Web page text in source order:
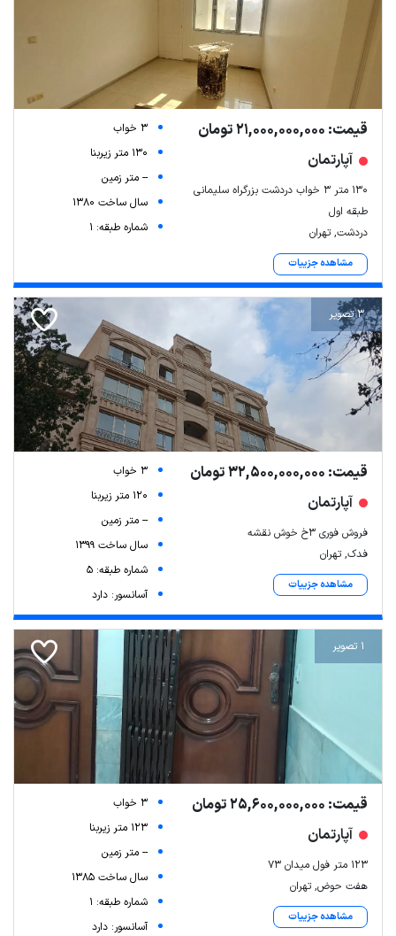
قیمت: 21,000,000,000 تومان
آپارتمان
۱۳۰ متر ۳ خواب دردشت بزرگراه سلیمانی
طبقه اول
دردشت, تهران
مشاهده جزییات
3 خواب
130 متر زیربنا
-- متر زمین
سال ساخت 1380
شماره طبقه: 1
3 تصویر
قیمت: 32,500,000,000 تومان
آپارتمان
فروش فوری ۳خ خوش نقشه
فدک, تهران
مشاهده جزییات
3 خواب
120 متر زیربنا
-- متر زمین
سال ساخت 1399
شماره طبقه: 5
آسانسور: دارد
1 تصویر
قیمت: 25,600,000,000 تومان
آپارتمان
۱۲۳ متر فول میدان ۷۳
هفت حوض, تهران
مشاهده جزییات
3 خواب
123 متر زیربنا
-- متر زمین
سال ساخت 1385
شماره طبقه: 1
آسانسور: دارد